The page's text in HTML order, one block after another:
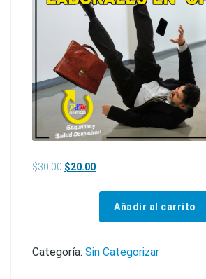
$30.00 El precio original era: $30.00.
$20.00El precio actual es: $20.00.
Añadir al carrito
Categoría: Sin Categorizar